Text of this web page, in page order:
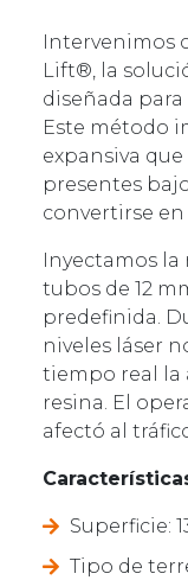
Intervenimos
Lift®, la
diseñada
Este método
expansiva
presentes
convertirse
Inyectamos la
tubos de 12
predefinida.
niveles láser
tiempo real la
resina. El
afectó al
Superficie:
Tipo de